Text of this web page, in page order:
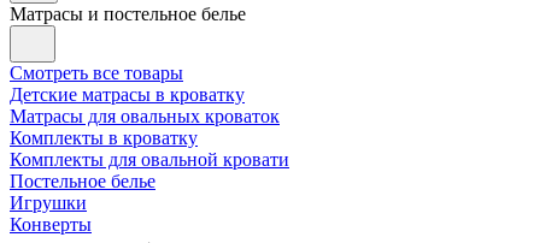
Матрасы и постельное белье
Смотреть все товары
Детские матрасы в кроватку
Матрасы для овальных кроваток
Комплекты в кроватку
Комплекты для овальной кровати
Постельное белье
Игрушки
Конверты